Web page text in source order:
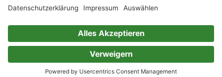
Immer ein gutes Buch